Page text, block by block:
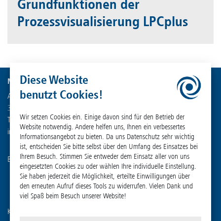
Grundfunktionen der
Prozessvisualisierung LPCplus
Martin Christ Gefriertrocknungsanlagen GmbH
An der Unteren Söse 50
37520 Osterode am Harz
Tel. +49 (0) 55 22 50 07-0
info
@martinchrist.de
Besuchen Sie unsere weiteren Kanäle:
Kennen Sie schon unser Schwesterunternehmen?
Diese Website
benutzt Cookies!
Wir setzen Cookies ein. Einige davon sind für den Betrieb der
Website notwendig. Andere helfen uns, Ihnen ein verbessertes
Informationsangebot zu bieten. Da uns Datenschutz sehr wichtig
ist, entscheiden Sie bitte selbst über den Umfang des Einsatzes bei
Ihrem Besuch. Stimmen Sie entweder dem Einsatz aller von uns
eingesetzten Cookies zu oder wählen Ihre individuelle Einstellung.
Sie haben jederzeit die Möglichkeit, erteilte Einwilligungen über
den erneuten Aufruf dieses Tools zu widerrufen. Vielen Dank und
viel Spaß beim Besuch unserer Website!